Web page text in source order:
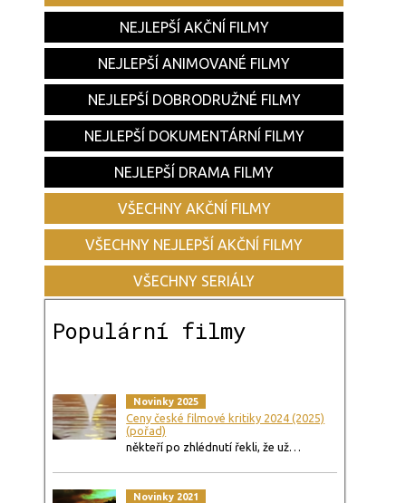
NEJLEPŠÍ AKČNÍ FILMY
NEJLEPŠÍ ANIMOVANÉ FILMY
NEJLEPŠÍ DOBRODRUŽNÉ FILMY
NEJLEPŠÍ DOKUMENTÁRNÍ FILMY
NEJLEPŠÍ DRAMA FILMY
VŠECHNY AKČNÍ FILMY
VŠECHNY NEJLEPŠÍ AKČNÍ FILMY
VŠECHNY SERIÁLY
Populární filmy
Novinky 2025
Ceny české filmové kritiky 2024 (2025)
(pořad)
někteří po zhlédnutí řekli, že už…
Novinky 2021